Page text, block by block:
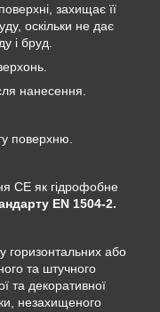
захищає її
оскільки не дає
і бруд.
нанесення.
поверхню.
CE як гідрофобне
EN 1504-2.
горизонтальних або
та штучного
та декоративної
незахищеного